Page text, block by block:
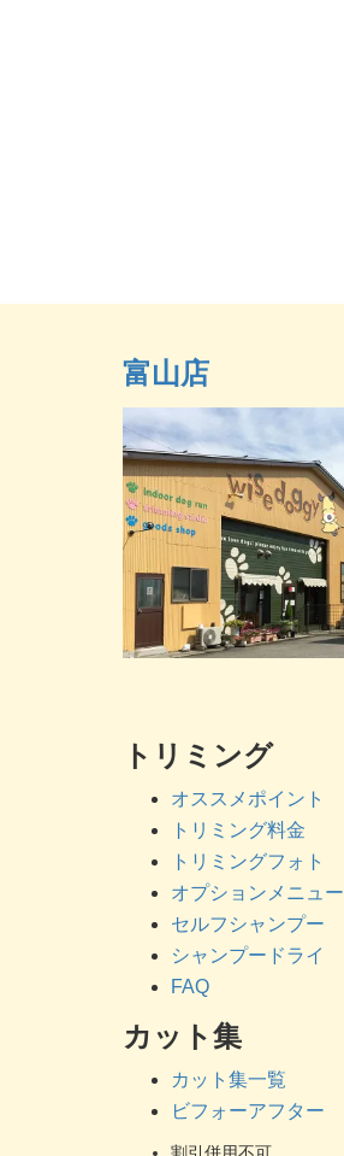
富山店
トリミング
オススメポイント
トリミング料金
トリミングフォト
オプションメニュー
セルフシャンプー
シャンプードライ
FAQ
カット集
カット集一覧
ビフォーアフター